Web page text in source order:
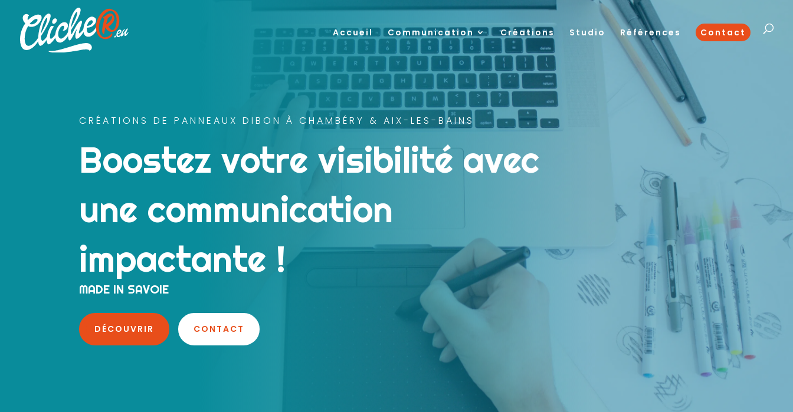
Accueil Communication Créations Studio Références Contact
CRÉATIONS DE PANNEAUX DIBON À CHAMBÉRY & AIX-LES-BAINS
Boostez votre visibilité avec
une communication
impactante !
MADE IN SAVOIE
DÉCOUVRIR CONTACT